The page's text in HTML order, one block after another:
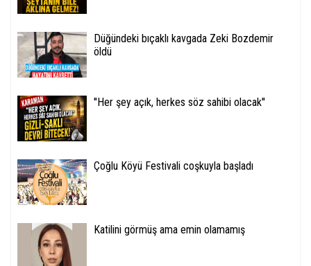
Düğündeki bıçaklı kavgada Zeki Bozdemir
öldü
''Her şey açık, herkes söz sahibi olacak''
Çoğlu Köyü Festivali coşkuyla başladı
Katilini görmüş ama emin olamamış